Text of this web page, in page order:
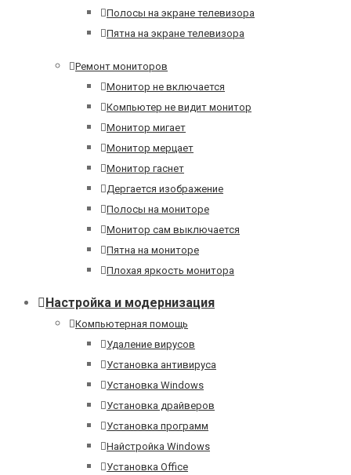
Полосы на экране телевизора
Пятна на экране телевизора
Ремонт мониторов
Монитор не включается
Компьютер не видит монитор
Монитор мигает
Монитор мерцает
Монитор гаснет
Дергается изображение
Полосы на мониторе
Монитор сам выключается
Пятна на мониторе
Плохая яркость монитора
Настройка и модернизация
Компьютерная помощь
Удаление вирусов
Установка антивируса
Установка Windows
Установка драйверов
Установка программ
Найстройка Windows
Установка Office